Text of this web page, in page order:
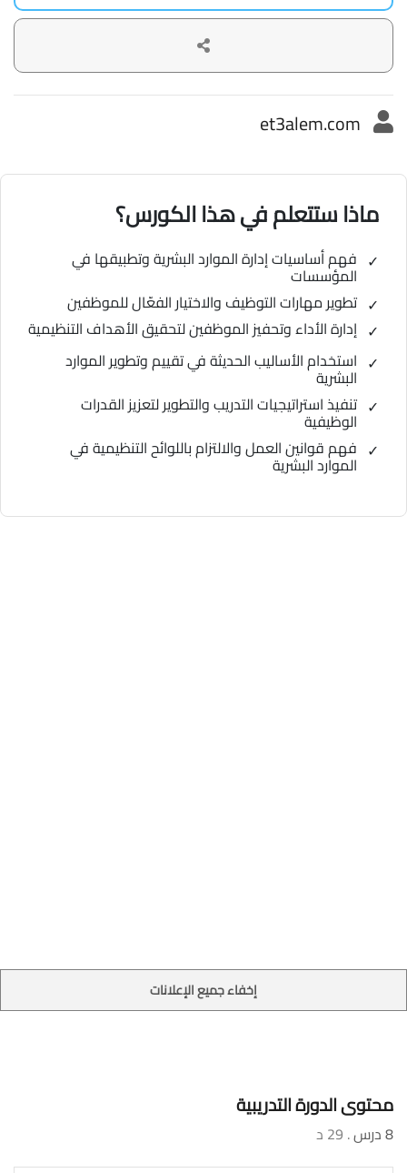
et3alem.com
ماذا ستتعلم في هذا الكورس؟
فهم أساسيات إدارة الموارد البشرية وتطبيقها في
المؤسسات
تطوير مهارات التوظيف والاختيار الفعّال للموظفين
إدارة الأداء وتحفيز الموظفين لتحقيق الأهداف التنظيمية
استخدام الأساليب الحديثة في تقييم وتطوير الموارد
البشرية
تنفيذ استراتيجيات التدريب والتطوير لتعزيز القدرات
الوظيفية
فهم قوانين العمل والالتزام باللوائح التنظيمية في
الموارد البشرية
إخفاء جميع الإعلانات
محتوى الدورة التدريبية
8 درس . 29 د